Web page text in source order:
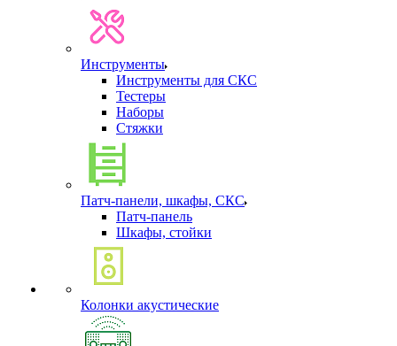
Инструменты
Инструменты для СКС
Тестеры
Наборы
Стяжки
Патч-панели, шкафы, СКС
Патч-панель
Шкафы, стойки
Колонки акустические